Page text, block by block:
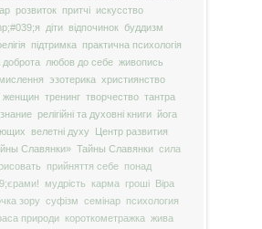
розвиток притчі
искусство
діти відпочинок буддизм
підтримка
практична психологія
любов до себе живопись
эзотерика християнство
женщин тренинг творчество тантра
релігійні та духовні книги йога
велетні духу
Центр развития
Славянки» Тайны Славянки сила
рисовать прийняття себе
понад
мудрість карма гроші Віра
зору суфізм семінар психология
природи короткометражка жива